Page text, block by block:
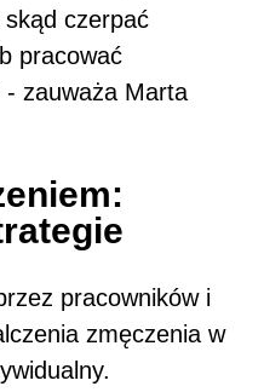
czerpać
pracować
- zauważa Marta
pracowników i
zmęczenia w